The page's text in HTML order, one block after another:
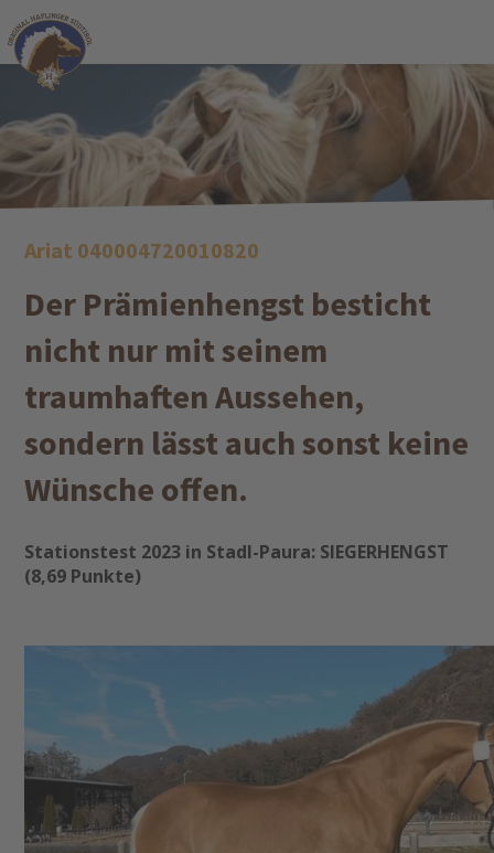
Ariat 040004720010820
Der Prämienhengst besticht
nicht nur mit seinem
traumhaften Aussehen,
sondern lässt auch sonst keine
Wünsche offen.
Stationstest 2023 in Stadl-Paura: SIEGERHENGST
(8,69 Punkte)